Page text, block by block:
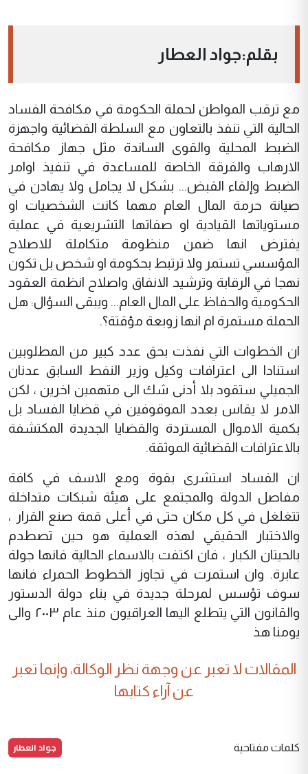
بقلم:جواد العطار
مع ترقب المواطن لحملة الحكومة في مكافحة الفساد
الحالية التي تنفذ بالتعاون مع السلطة القضائية واجهزة
الضبط المحلية والقوى الساندة مثل جهاز مكافحة
الارهاب والفرقة الخاصة للمساعدة في تنفيذ اوامر
الضبط وإلقاء القبض... بشكل لا يجامل ولا يهادن في
صيانة حرمة المال العام مهما كانت الشخصيات او
مستوياتها القيادية او صفاتها التشريعية في عملية
يفترض انها ضمن منظومة متكاملة للاصلاح
المؤسسي تستمر ولا ترتبط بحكومة او شخص بل تكون
نهجا في الرقابة وترشيد الانفاق واصلاح انظمة العقود
الحكومية والحفاظ على المال العام... ويبقى السؤال: هل
الحملة مستمرة ام انها زوبعة مؤقتة؟.
ان الخطوات التي نفذت بحق عدد كبير من المطلوبين
استنادا الى اعترافات وكيل وزير النفط السابق عدنان
الجميلي ستقود بلا أدنى شك الى متهمين اخرين ، لكن
الامر لا يقاس بعدد الموقوفين في قضايا الفساد بل
بكمية الاموال المستردة والقضايا الجديدة المكتشفة
بالاعترافات القضائية الموثقة.
ان الفساد استشرى بقوة ومع الاسف في كافة
مفاصل الدولة والمجتمع على هيئة شبكات متداخلة
تتغلغل في كل مكان حتى في أعلى قمة صنع القرار ،
والاختبار الحقيقي لهذه العملية هو حين تصطدم
بالحيتان الكبار ، فان اكتفت بالاسماء الحالية فانها جولة
عابرة. وان استمرت في تجاوز الخطوط الحمراء فانها
سوف تؤسس لمرحلة جديدة في بناء دولة الدستور
والقانون التي يتطلع اليها العراقيون منذ عام ٢٠٠٣ والى
يومنا هذ
المقالات لا تعبر عن وجهة نظر الوكالة، وإنما تعبر
عن آراء كتابها
كلمات مفتاحية جواد العطار